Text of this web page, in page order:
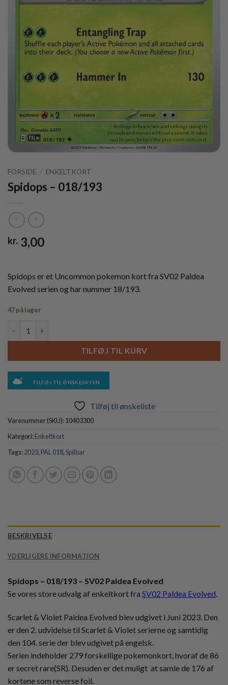
FORSIDE / ENKELTKORT
Spidops – 018/193
kr. 3,00
Spidops er et Uncommon pokemon kort fra SV02 Paldea
Evolved serien og har nummer 18/193.
47 på lager
TILFØJ TIL KURV
TILFØJ TIL ØNSKESKYEN
Tilføj til ønskeliste
Varenummer (SKU):10403300
Kategori:Enkeltkort
Tags:2023, PAL 018,Spilbar
BESKRIVELSE
YDERLIGERE INFORMATION
Spidops – 018/193 – SV02 Paldea Evolved
Se vores store udvalg af enkeltkort fra SV02 Paldea Evolved
Scarlet & Violet Paldea Evolved blev udgivet i Juni 2023. Den
er den 2. udvidelse til Scarlet & Violet serierne og samtidig
den 104. serie der blev udgivet på engelsk.
Serien indeholder 279 forskellige pokemonkort, hvoraf de 86
er secret rare(SR). Desuden er det muligt at samle de 176 af
kortene som reverse foil.